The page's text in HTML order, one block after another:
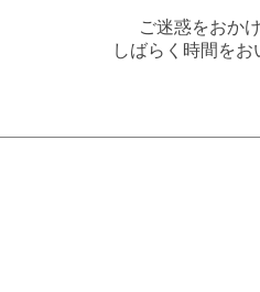
ご迷惑をおか
しばらく時間を